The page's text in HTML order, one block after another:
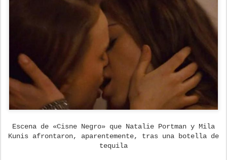
Escena de «Cisne Negro» que Natalie Portman y Mila
Kunis afrontaron, aparentemente, tras una botella de
tequila